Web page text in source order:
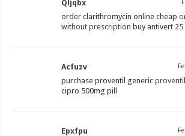
Qljqbx
order clarithromycin online cheap
without prescription buy antivert
Acfuzv
purchase proventil generic
cipro 500mg pill
Epxfpu